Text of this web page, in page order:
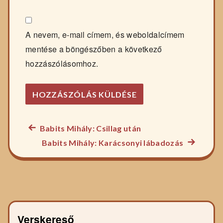
A nevem, e-mail címem, és weboldalcímem
mentése a böngészőben a következő
hozzászólásomhoz.
Bejegyzés
navigáció
Előző
főzelék
recept:
Babits Mihály: Csillag után
Babits Mihály: Karácsonyi lábadozás
főzelék
Verskereső